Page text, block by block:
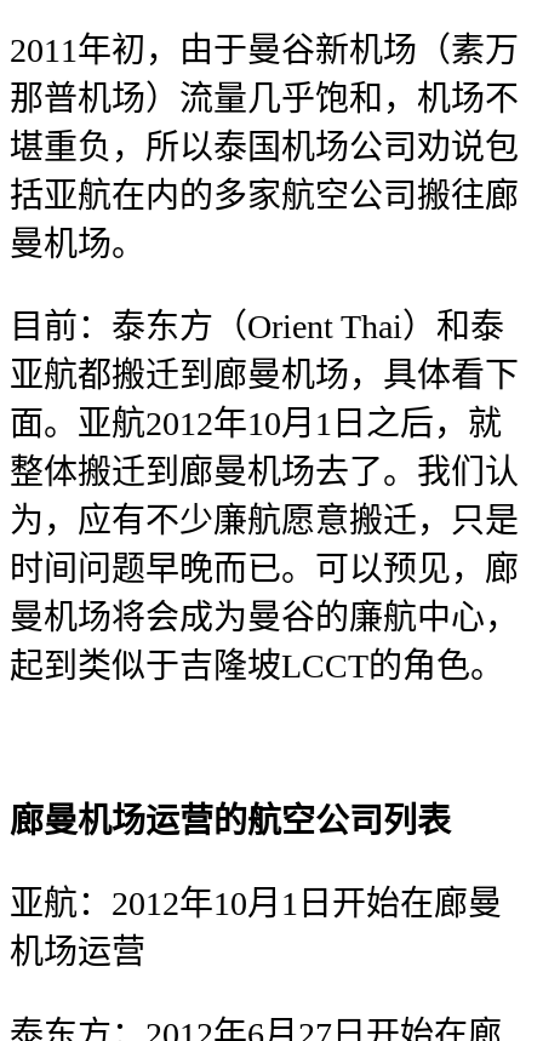
2011年初，由于曼谷新机场（素万
那普机场）流量几乎饱和，机场不
堪重负，所以泰国机场公司劝说包
括亚航在内的多家航空公司搬往廊
曼机场。
目前：泰东方（Orient Thai）和泰
亚航都搬迁到廊曼机场，具体看下
面。亚航2012年10月1日之后，就
整体搬迁到廊曼机场去了。我们认
为，应有不少廉航愿意搬迁，只是
时间问题早晚而已。可以预见，廊
曼机场将会成为曼谷的廉航中心，
起到类似于吉隆坡LCCT的角色。
廊曼机场运营的航空公司列表
亚航：2012年10月1日开始在廊曼
机场运营